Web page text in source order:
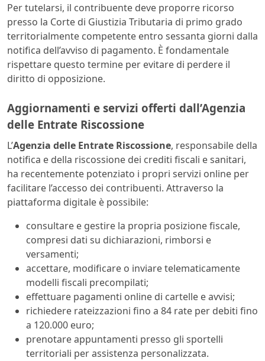
Per tutelarsi, il contribuente deve proporre ricorso
presso la Corte di Giustizia Tributaria di primo grado
territorialmente competente entro sessanta giorni dalla
notifica dell’avviso di pagamento. È fondamentale
rispettare questo termine per evitare di perdere il
diritto di opposizione.
Aggiornamenti e servizi offerti dall’Agenzia
delle Entrate Riscossione
L’Agenzia delle Entrate Riscossione, responsabile della
notifica e della riscossione dei crediti fiscali e sanitari,
ha recentemente potenziato i propri servizi online per
facilitare l’accesso dei contribuenti. Attraverso la
piattaforma digitale è possibile:
consultare e gestire la propria posizione fiscale,
compresi dati su dichiarazioni, rimborsi e
versamenti;
accettare, modificare o inviare telematicamente
modelli fiscali precompilati;
effettuare pagamenti online di cartelle e avvisi;
richiedere rateizzazioni fino a 84 rate per debiti fino
a 120.000 euro;
prenotare appuntamenti presso gli sportelli
territoriali per assistenza personalizzata.